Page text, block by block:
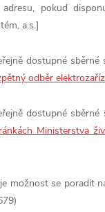
pokud
a.s.]
dostupné sběrné
odběr
dostupné sběrné
Ministerstva
možnost se poradit